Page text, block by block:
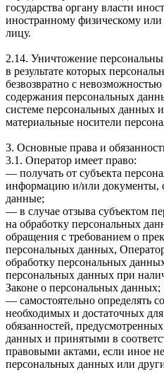
государства органу власти
иностранному физическому
лицу.
2.14. Уничтожение
в результате которых
безвозвратно с
содержания персональных
системе персональных данных
материальные носители
3. Основные права и
3.1. Оператор имеет право:
— получать от субъекта
информацию и/или документы,
данные;
— в случае отзыва субъектом
на обработку персональных
обращения с требованием о
персональных данных,
обработку персональных
персональных данных при
Законе о персональных данных;
— самостоятельно определять
необходимых и достаточных
обязанностей,
данных и принятыми в
правовыми актами, если иное
персональных данных или